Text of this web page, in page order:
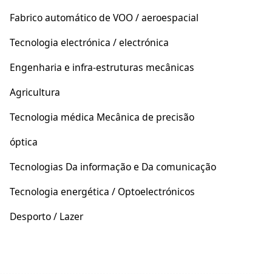
Fabrico automático de VOO / aeroespacial
Tecnologia electrónica / electrónica
Engenharia e infra-estruturas mecânicas
Agricultura
Tecnologia médica Mecânica de precisão
óptica
Tecnologias Da informação e Da comunicação
Tecnologia energética / Optoelectrónicos
Desporto / Lazer